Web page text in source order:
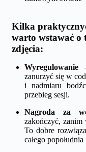
Kilka
warto wstawać o
zdjęcia:
Wyregulowanie
zanurzyć się w
i nadmiaru
przebieg sesji.
Nagroda za
zakończyć, zanim
To dobre
całego